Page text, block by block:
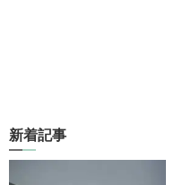
新着記事